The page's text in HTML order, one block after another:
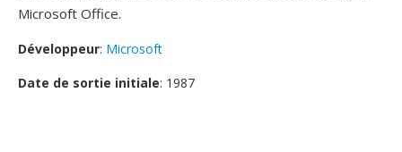
Microsoft Office.
Développeur: Microsoft
Date de sortie initiale: 1987